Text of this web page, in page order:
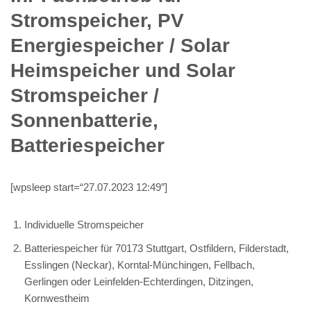
Stromspeicher, PV
Energiespeicher / Solar
Heimspeicher und Solar
Stromspeicher /
Sonnenbatterie,
Batteriespeicher
[wpsleep start=“27.07.2023 12:49″]
Individuelle Stromspeicher
Batteriespeicher für 70173 Stuttgart, Ostfildern, Filderstadt,
Esslingen (Neckar), Korntal-Münchingen, Fellbach,
Gerlingen oder Leinfelden-Echterdingen, Ditzingen,
Kornwestheim